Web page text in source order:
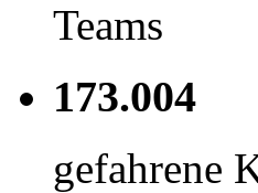
Teams
173.004
gefahrene